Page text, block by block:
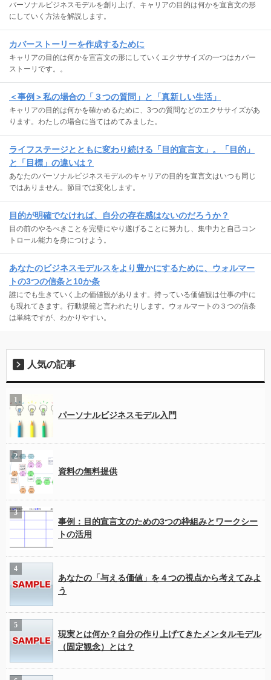
パーソナルビジネスモデルを創り上げ、キャリアの目的は何かを宣言文の形
にしていく方法を解説します。
カバーストーリーを作成するために
キャリアの目的は何かを宣言文の形にしていくエクササイズの一つはカバー
ストーリです。。
＜事例＞私の場合の「３つの質問」と「真新しい生活」
キャリアの目的は何かを確かめるために、3つの質問などのエクササイズがあ
ります。わたしの場合に当てはめてみました。
ライフステージとともに変わり続ける「目的宣言文」。「目的」
と「目標」の違いは？
あなたのパーソナルビジネスモデルのキャリアの目的を宣言文はいつも同じ
ではありません。節目では変化します。
目的が明確でなければ、自分の存在感はないのだろうか？
目の前のやるべきことを完璧にやり遂げることに努力し、集中力と自己コン
トロール能力を身につけよう。
あなたのビジネスモデルスをより豊かにするために、ウォルマー
トの3つの信条と10か条
誰にでも生きていく上の価値観があります。持っている価値観は仕事の中に
も現れてきます。行動規範と言われたりします。ウォルマートの３つの信条
は単純ですが、わかりやすい。
人気の記事
パーソナルビジネスモデル入門
資料の無料提供
事例：目的宣言文のための3つの枠組みとワークシー
トの活用
あなたの「与える価値」を４つの視点から考えてみよ
う
現実とは何か？自分の作り上げてきたメンタルモデル
（固定観念）とは？